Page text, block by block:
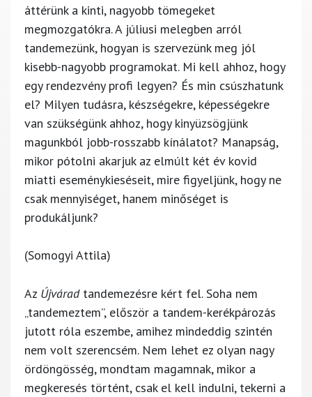
áttérünk a kinti, nagyobb tömegeket
megmozgatókra. A júliusi melegben arról
tandemezünk, hogyan is szervezünk meg jól
kisebb-nagyobb programokat. Mi kell ahhoz, hogy
egy rendezvény profi legyen? És min csúszhatunk
el? Milyen tudásra, készségekre, képességekre
van szükségünk ahhoz, hogy kinyüzsögjünk
magunkból jobb-rosszabb kínálatot? Manapság,
mikor pótolni akarjuk az elmúlt két év kovid
miatti eseménykieséseit, mire figyeljünk, hogy ne
csak mennyiséget, hanem minőséget is
produkáljunk?
(Somogyi Attila)
Az Újváradtandemezésre kért fel. Soha nem
„tandemeztem”, először a tandem-kerékpározás
jutott róla eszembe, amihez mindeddig szintén
nem volt szerencsém. Nem lehet ez olyan nagy
ördöngösség, mondtam magamnak, mikor a
megkeresés történt, csak el kell indulni, tekerni a